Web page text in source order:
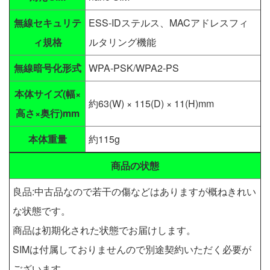
無線セキュリテ
ィ規格
ESS-IDステルス、MACアドレスフィ
ルタリング機能
無線暗号化形式 WPA-PSK/WPA2-PS
本体サイズ(幅×
高さ×奥行)mm
約63(W) × 115(D) × 11(H)mm
本体重量
約115g
商品の状態
良品:中古品なので若干の傷などはありますが概ねきれい
な状態です。
商品は初期化された状態でお届けします。
SIMは付属しておりませんので別途契約いただく必要が